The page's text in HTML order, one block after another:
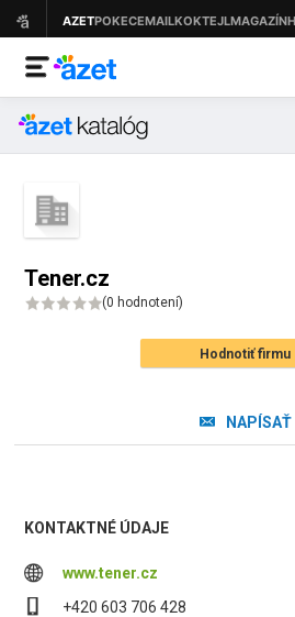
Tener.cz
(0 hodnotení)
Hodnotiť firmu
NAPÍSAŤ
KONTAKTNÉ ÚDAJE
www.tener.cz
+420 603 706 428